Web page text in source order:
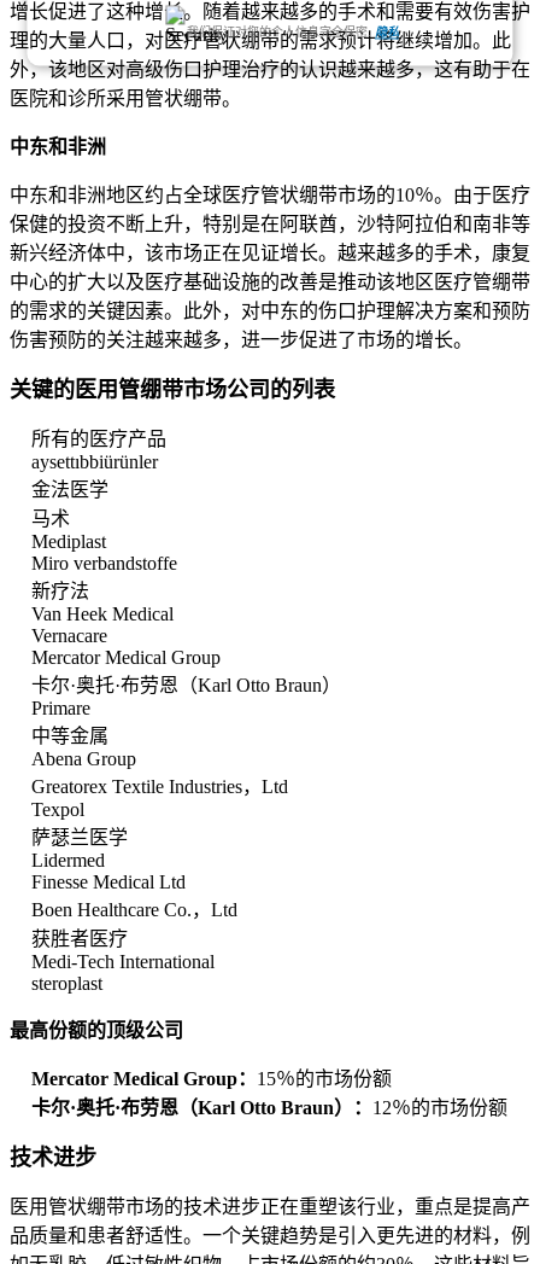
我们保证对您的个人信息完全保密. 隐私
增长促进了这种增长。随着越来越多的手术和需要有效伤害护
理的大量人口，对医疗管状绷带的需求预计将继续增加。此
外，该地区对高级伤口护理治疗的认识越来越多，这有助于在
医院和诊所采用管状绷带。
中东和非洲
中东和非洲地区约占全球医疗管状绷带市场的10％。由于医疗
保健的投资不断上升，特别是在阿联酋，沙特阿拉伯和南非等
新兴经济体中，该市场正在见证增长。越来越多的手术，康复
中心的扩大以及医疗基础设施的改善是推动该地区医疗管绷带
的需求的关键因素。此外，对中东的伤口护理解决方案和预防
伤害预防的关注越来越多，进一步促进了市场的增长。
关键的医用管绷带市场公司的列表
所有的医疗产品
aysettıbbiürünler
金法医学
马术
Mediplast
Miro verbandstoffe
新疗法
Van Heek Medical
Vernacare
Mercator Medical Group
卡尔·奥托·布劳恩（Karl Otto Braun）
Primare
中等金属
Abena Group
Greatorex Textile Industries，Ltd
Texpol
萨瑟兰医学
Lidermed
Finesse Medical Ltd
Boen Healthcare Co.，Ltd
获胜者医疗
Medi-Tech International
steroplast
最高份额的顶级公司
Mercator Medical Group： 15％的市场份额
卡尔·奥托·布劳恩（Karl Otto Braun）： 12％的市场份额
技术进步
医用管状绷带市场的技术进步正在重塑该行业，重点是提高产
品质量和患者舒适性。一个关键趋势是引入更先进的材料，例